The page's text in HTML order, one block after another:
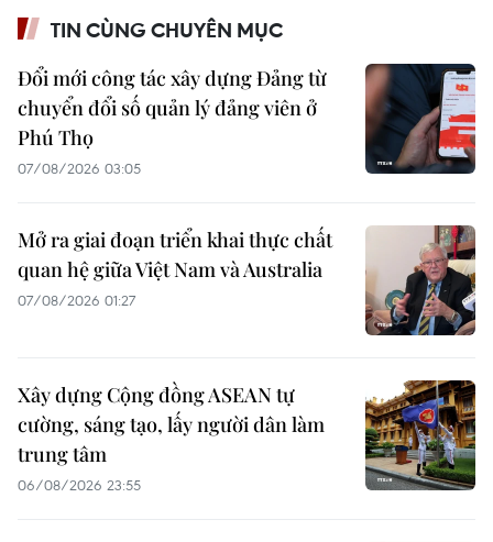
TIN CÙNG CHUYÊN MỤC
Đổi mới công tác xây dựng Đảng từ
chuyển đổi số quản lý đảng viên ở
Phú Thọ
07/08/2026 03:05
Mở ra giai đoạn triển khai thực chất
quan hệ giữa Việt Nam và Australia
07/08/2026 01:27
Xây dựng Cộng đồng ASEAN tự
cường, sáng tạo, lấy người dân làm
trung tâm
06/08/2026 23:55